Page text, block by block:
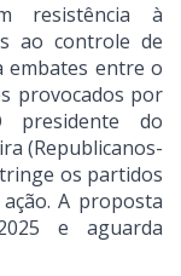
resistência à
ao controle de
embates entre o
provocados por
presidente do
(Republicanos-
os partidos
A proposta
e aguarda